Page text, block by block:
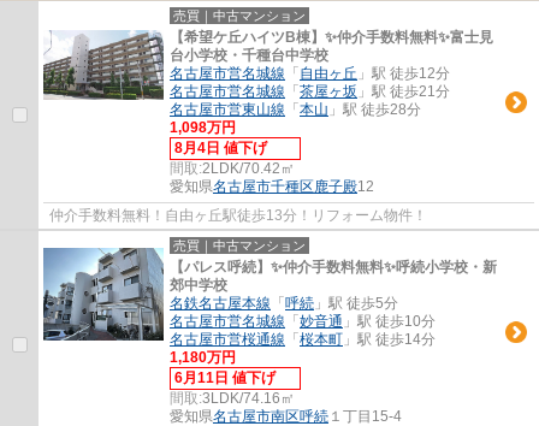
売買｜中古マンション
【希望ケ丘ハイツB棟】✨️仲介手数料無料✨️富士見
台小学校・千種台中学校
名古屋市営名城線 「 自由ヶ丘 」駅 徒歩12分
名古屋市営名城線 「 茶屋ヶ坂 」駅 徒歩21分
名古屋市営東山線 「 本山 」駅 徒歩28分
1,098万円
8月4日 値下げ
間取:2LDK/70.42㎡
愛知県名古屋市千種区鹿子殿12
仲介手数料無料！自由ヶ丘駅徒歩13分！リフォーム物件！
売買｜中古マンション
【パレス呼続】✨️仲介手数料無料✨️呼続小学校・新
郊中学校
名鉄名古屋本線 「 呼続 」駅 徒歩5分
名古屋市営名城線 「 妙音通 」駅 徒歩10分
名古屋市営桜通線 「 桜本町 」駅 徒歩14分
1,180万円
6月11日 値下げ
間取:3LDK/74.16㎡
愛知県名古屋市南区呼続 １丁目15-4